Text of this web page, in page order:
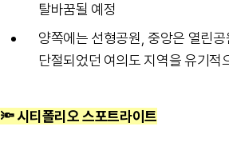
탈바꿈될 예정
양쪽에는 선형공원, 중앙은 열린
단절되었던 여의도 지역을 유기적
🔦 시티폴리오 스포트라이트